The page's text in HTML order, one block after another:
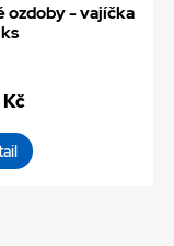
ozdoby - vajíčka